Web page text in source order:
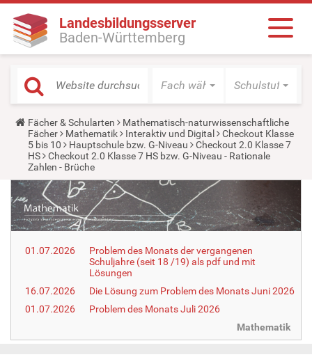
Landesbildungsserver
Baden-Württemberg
Fach wählen Schulstufe
Y
o
u
a
r
e
h
e
r
e
:
Fächer & Schularten
Mathematisch-naturwissenschaftliche
Fächer
Mathematik Interaktiv und Digital
Checkout Klasse
5 bis 10
Hauptschule bzw. G-Niveau
Checkout 2.0 Klasse 7
HS
Checkout 2.0 Klasse 7 HS bzw. G-Niveau - Rationale
Zahlen - Brüche
01.07.2026
Problem des Monats der vergangenen
Schuljahre (seit 18 /19) als pdf und mit
Lösungen
16.07.2026
Die Lösung zum Problem des Monats Juni 2026
01.07.2026
Problem des Monats Juli 2026
Mathematik